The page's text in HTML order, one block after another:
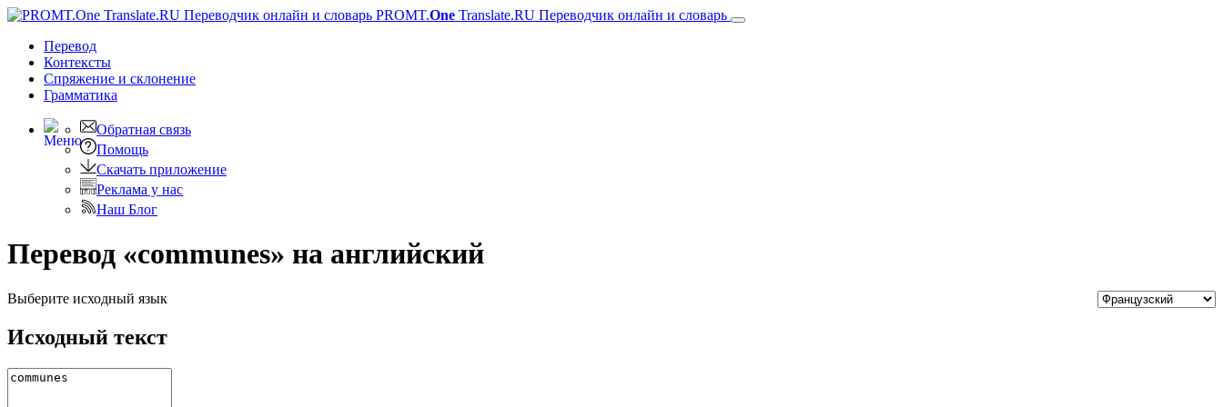
PROMT.One Translate.RU Переводчик онлайн и словарь
Перевод
Контексты
Спряжение и склонение
Грамматика
Обратная связь
Помощь
Скачать приложение
Реклама у нас
Наш Блог
Перевод «communes» на английский
Выберите исходный язык
Исходный текст